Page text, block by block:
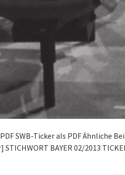
SWB-Ticker als PDF Ähnliche
BAYER 02/2013